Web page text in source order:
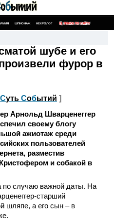
ШПИОНАЖ НЕКРОЛОГ ПОИСК ПО САЙТУ
шубе и его
фурор в
Суть Событий ]
Арнольд Шварценеггер
своему блогу
ажиотаж среди
пользователей
разместив
и собакой в
по случаю важной даты. На
старший
шляпе, а его сын – в